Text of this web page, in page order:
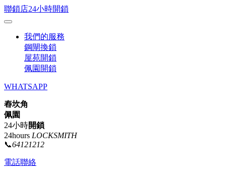
聯鎖店24小時開鎖
我們的服務
鋼閘換鎖
屋苑開鎖
佩園開鎖
WHATSAPP
舂坎角
佩園
24小時開鎖
24hours LOCKSMITH
📞64121212
電話聯絡